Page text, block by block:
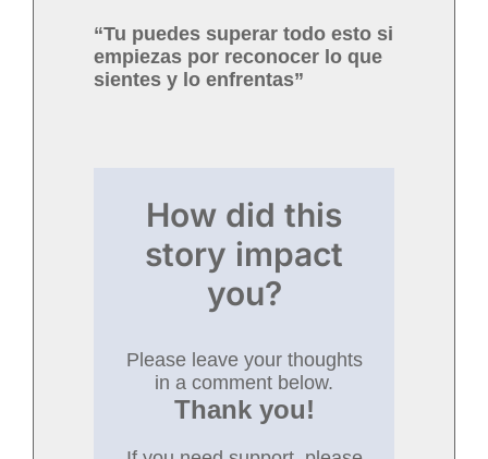
“Tu puedes superar todo esto si
empiezas por reconocer lo que
sientes y lo enfrentas”
How did this
story impact
you?
Please leave your thoughts
in a comment below.
Thank you!